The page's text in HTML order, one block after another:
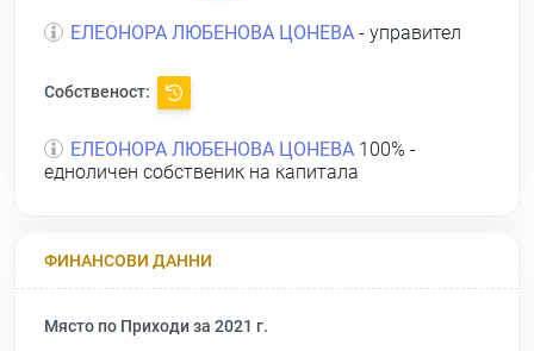
ЕЛЕОНОРА ЛЮБЕНОВА ЦОНЕВА - управител
Собственост:
ЕЛЕОНОРА ЛЮБЕНОВА ЦОНЕВА 100% -
едноличен собственик на капитала
ФИНАНСОВИ ДАННИ
Място по Приходи за 2021 г.